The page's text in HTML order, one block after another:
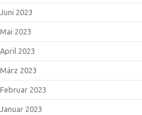
Juni 2023
Mai 2023
April 2023
März 2023
Februar 2023
Januar 2023